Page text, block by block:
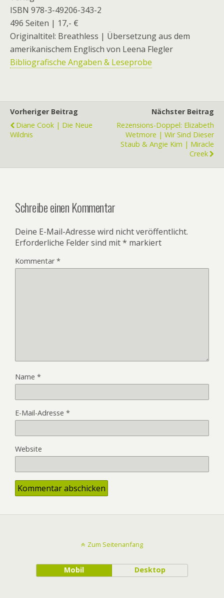
ISBN 978-3-49206-343-2
496 Seiten | 17,- €
Originaltitel: Breathless | Übersetzung aus dem
amerikanischem Englisch von Leena Flegler
Bibliografische Angaben & Leseprobe
Vorheriger Beitrag
Diane Cook | Die Neue
Wildnis
Nächster Beitrag
Rezensions-Doppel: Elizabeth
Wetmore | Wir Sind Dieser
Staub & Angie Kim | Miracle
Creek
Schreibe einen Kommentar
Deine E-Mail-Adresse wird nicht veröffentlicht.
Erforderliche Felder sind mit* markiert
Kommentar*
Name *
E-Mail-Adresse *
Website
Zum Seitenanfang
Mobil Desktop